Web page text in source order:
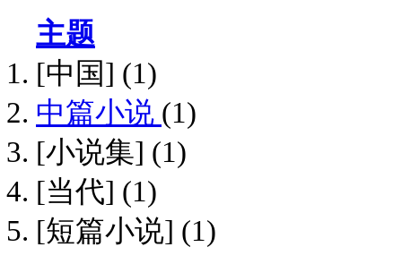
主题
[中国] (1)
中篇小说 (1)
[小说集] (1)
[当代] (1)
[短篇小说] (1)